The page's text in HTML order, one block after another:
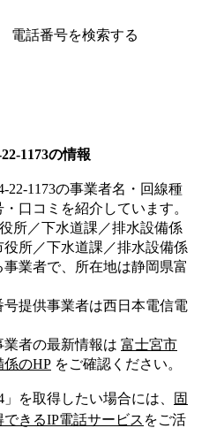
1173の情報
22-1173の事業者名・回線種
口コミを紹介しています。
所／下水道課／排水設備係
役所／下水道課／排水設備係
事業者で、所在地は静岡県富
号提供事業者は西日本電信電
者の最新情報は 富士宮市
係のHP をご確認ください。
」を取得したい場合には、
固
できるIP電話サービス をご活